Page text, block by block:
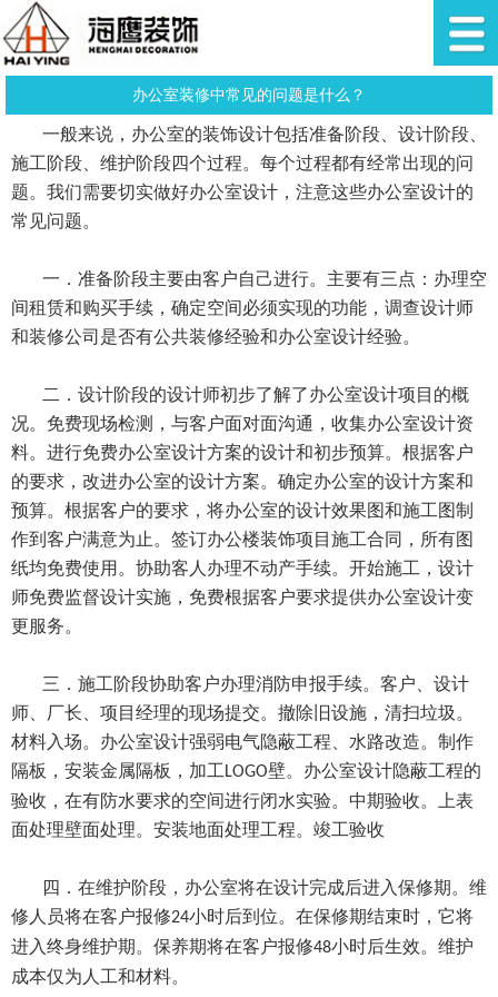
办公室装修中常见的问题是什么？
一般来说，办公室的装饰设计包括准备阶段、设计阶段、
施工阶段、维护阶段四个过程。每个过程都有经常出现的问
题。我们需要切实做好办公室设计，注意这些办公室设计的
常见问题。
一．准备阶段主要由客户自己进行。主要有三点：办理空
间租赁和购买手续，确定空间必须实现的功能，调查设计师
和装修公司是否有公共装修经验和办公室设计经验。
二．设计阶段的设计师初步了解了办公室设计项目的概
况。免费现场检测，与客户面对面沟通，收集办公室设计资
料。进行免费办公室设计方案的设计和初步预算。根据客户
的要求，改进办公室的设计方案。确定办公室的设计方案和
预算。根据客户的要求，将办公室的设计效果图和施工图制
作到客户满意为止。签订办公楼装饰项目施工合同，所有图
纸均免费使用。协助客人办理不动产手续。开始施工，设计
师免费监督设计实施，免费根据客户要求提供办公室设计变
更服务。
三．施工阶段协助客户办理消防申报手续。客户、设计
师、厂长、项目经理的现场提交。撤除旧设施，清扫垃圾。
材料入场。办公室设计强弱电气隐蔽工程、水路改造。制作
隔板，安装金属隔板，加工 LOGO壁。办公室设计隐蔽工程的
验收，在有防水要求的空间进行闭水实验。中期验收。上表
面处理壁面处理。安装地面处理工程。竣工验收
四．在维护阶段，办公室将在设计完成后进入保修期。维
修人员将在客户报修24小时后到位。在保修期结束时，它将
进入终身维护期。保养期将在客户报修48小时后生效。维护
成本仅为人工和材料。